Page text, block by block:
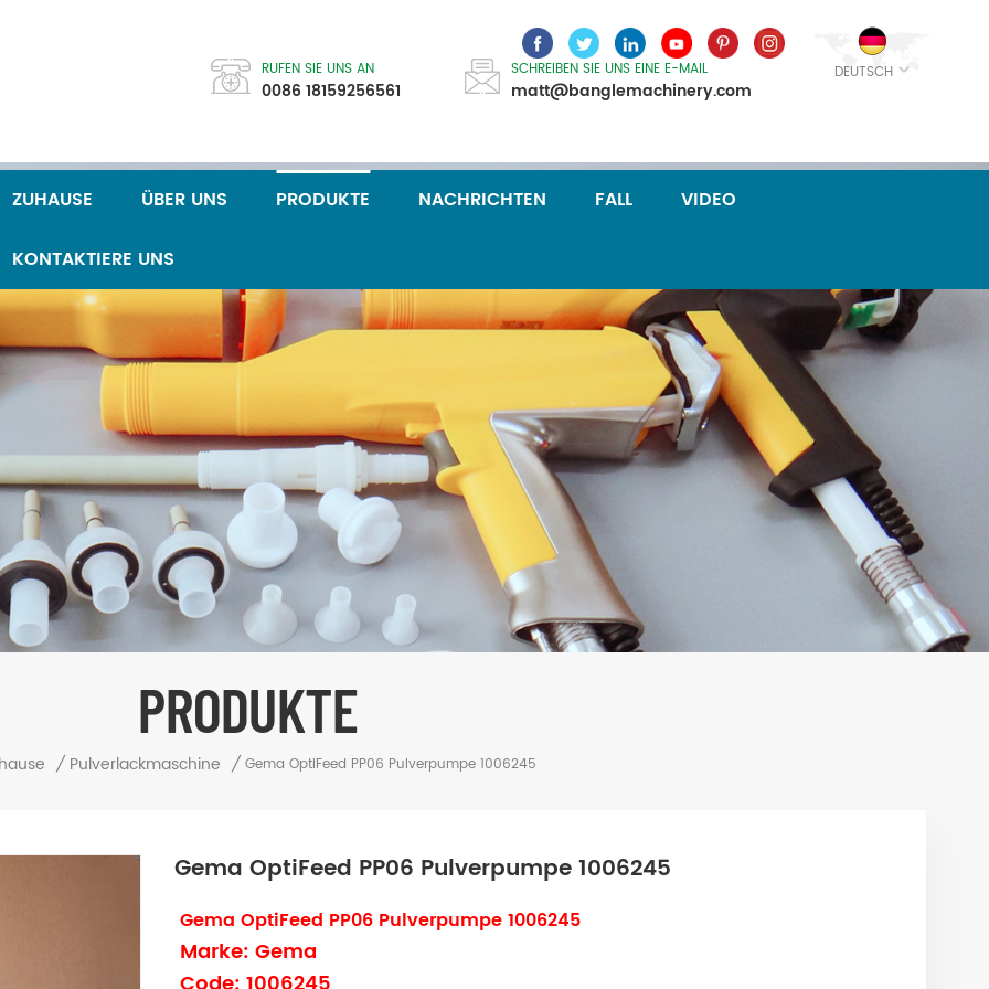
DEUTSCH
RUFEN SIE UNS AN
0086 18159256561
SCHREIBEN SIE UNS EINE E-MAIL
matt@banglemachinery.com
ZUHAUSE ÜBER UNS PRODUKTE NACHRICHTEN FALL VIDEO
KONTAKTIERE UNS
PRODUKTE
/ Pulverlackmaschine / Gema OptiFeed PP06 Pulverpumpe 1006245
Gema OptiFeed PP06 Pulverpumpe 1006245
Gema OptiFeed PP06 Pulverpumpe 1006245
Marke: Gema